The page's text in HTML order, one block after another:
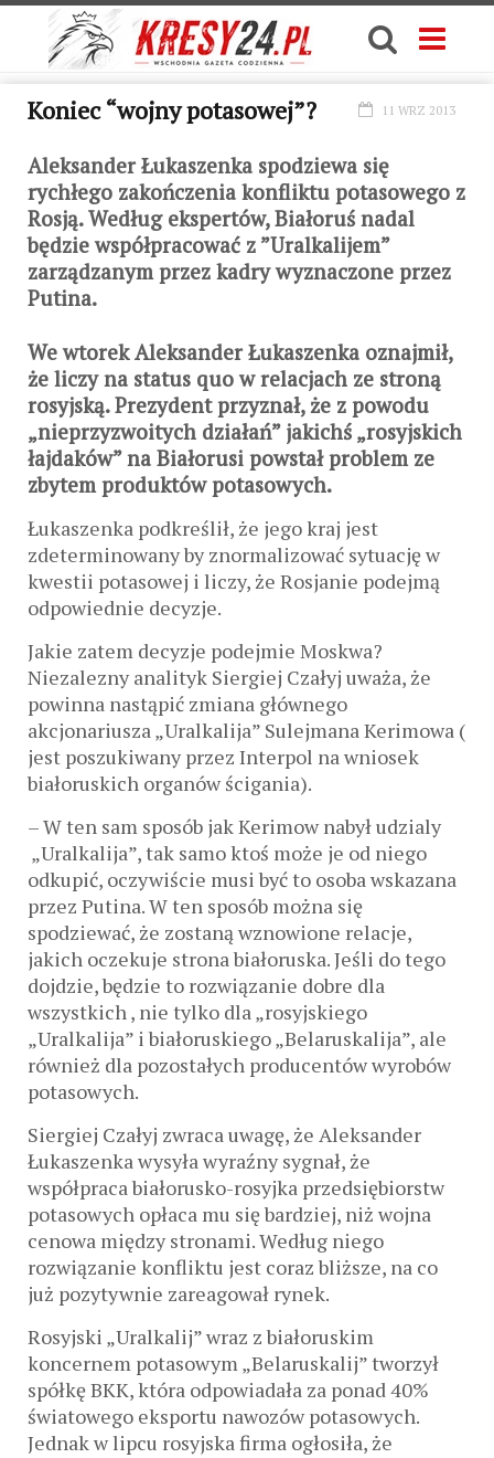
Koniec “wojny potasowej”? 11 WRZ 2013
Aleksander Łukaszenka spodziewa się
rychłego zakończenia konfliktu potasowego z
Rosją. Według ekspertów, Białoruś nadal
będzie współpracować z ”Uralkalijem”
zarządzanym przez kadry wyznaczone przez
Putina.
We wtorek Aleksander Łukaszenka oznajmił,
że liczy na status quo w relacjach ze stroną
rosyjską. Prezydent przyznał, że z powodu
„nieprzyzwoitych działań” jakichś „rosyjskich
łajdaków” na Białorusi powstał problem ze
zbytem produktów potasowych.
Łukaszenka podkreślił, że jego kraj jest
zdeterminowany by znormalizować sytuację w
kwestii potasowej i liczy, że Rosjanie podejmą
odpowiednie decyzje.
Jakie zatem decyzje podejmie Moskwa?
Niezalezny analityk Siergiej Czałyj uważa, że
powinna nastąpić zmiana głównego
akcjonariusza „Uralkalija” Sulejmana Kerimowa (
jest poszukiwany przez Interpol na wniosek
białoruskich organów ścigania).
– W ten sam sposób jak Kerimow nabył udzialy
„Uralkalija”, tak samo ktoś może je od niego
odkupić, oczywiście musi być to osoba wskazana
przez Putina. W ten sposób można się
spodziewać, że zostaną wznowione relacje,
jakich oczekuje strona białoruska. Jeśli do tego
dojdzie, będzie to rozwiązanie dobre dla
wszystkich , nie tylko dla „rosyjskiego
„Uralkalija” i białoruskiego „Belaruskalija”, ale
również dla pozostałych producentów wyrobów
potasowych.
Siergiej Czałyj zwraca uwagę, że Aleksander
Łukaszenka wysyła wyraźny sygnał, że
współpraca białorusko-rosyjka przedsiębiorstw
potasowych opłaca mu się bardziej, niż wojna
cenowa między stronami. Według niego
rozwiązanie konfliktu jest coraz bliższe, na co
już pozytywnie zareagował rynek.
Rosyjski „Uralkalij” wraz z białoruskim
koncernem potasowym „Belaruskalij” tworzył
spółkę BKK, która odpowiadała za ponad 40%
światowego eksportu nawozów potasowych.
Jednak w lipcu rosyjska firma ogłosiła, że